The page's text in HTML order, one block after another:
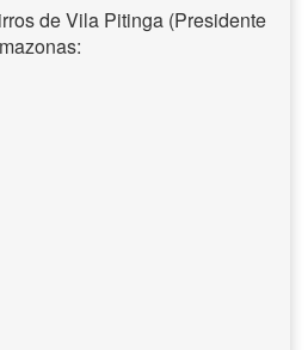
de Vila Pitinga (Presidente